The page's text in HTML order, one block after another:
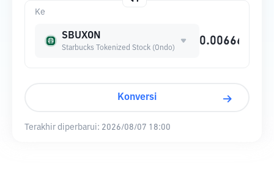
Ke
SBUXON
Starbucks Tokenized Stock (Ondo)
Konversi
Terakhir diperbarui: 2026/08/07 18:00